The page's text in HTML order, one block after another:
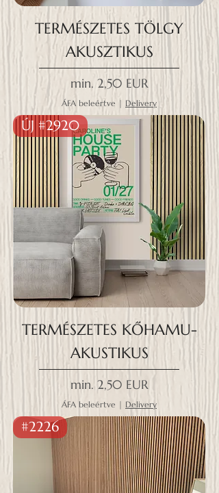
TERMÉSZETES TÖLGY
AKUSZTIKUS
min. 2,50 EUR
Akciós ár
ÁFA beleértve | Delivery
ÚJ #2920
TERMÉSZETES KŐHAMU-
AKUSTIKUS
min. 2,50 EUR
Akciós ár
ÁFA beleértve | Delivery
#2226